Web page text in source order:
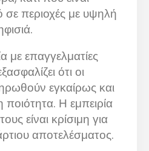
σε περιοχές με υψηλή
με επαγγελματίες
ότι οι
εγκαίρως και
ποιότητα. Η εμπειρία
είναι κρίσιμη για
αποτελέσματος.